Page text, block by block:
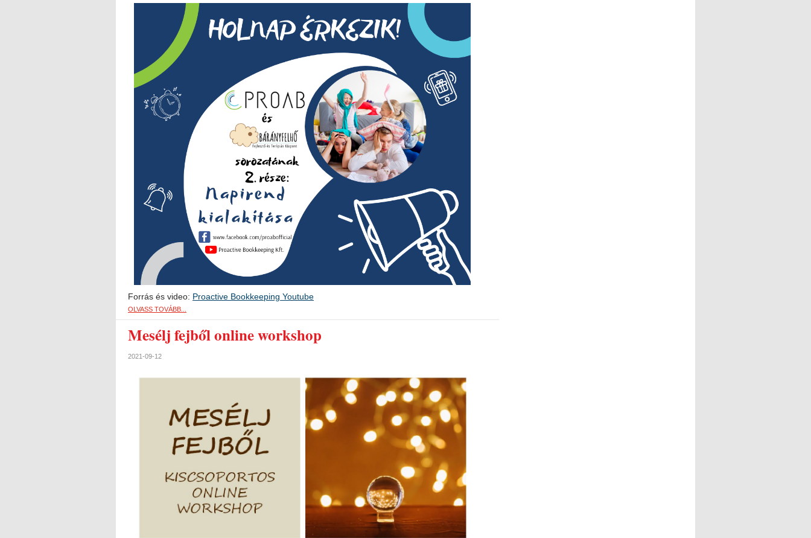
Forrás és video: Proactive Bookkeeping Youtube
OLVASS TOVÁBB...
Mesélj fejből online workshop
2021-09-12